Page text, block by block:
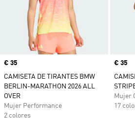
Precio
€ 35
CAMISETA DE TIRANTES BMW
BERLIN-MARATHON 2026 ALL
OVER
Mujer Performance
2 colores
Precio
€ 35
Mujer
17